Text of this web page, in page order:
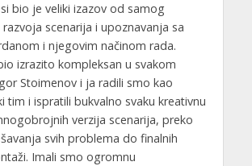
bio je veliki izazov od samog
scenarija i upoznavanja sa
i njegovim načinom rada.
izrazito kompleksan u svakom
Stoimenov i ja radili smo kao
tim i ispratili bukvalno svaku kreativnu
verzija scenarija, preko
svih problema do finalnih
Imali smo ogromnu